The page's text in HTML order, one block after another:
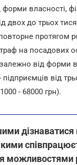
власності,
двох до трьох
протягом
на посадових
від форми
підприємців від
- 68000 грн).
дізнаватися
можливостями